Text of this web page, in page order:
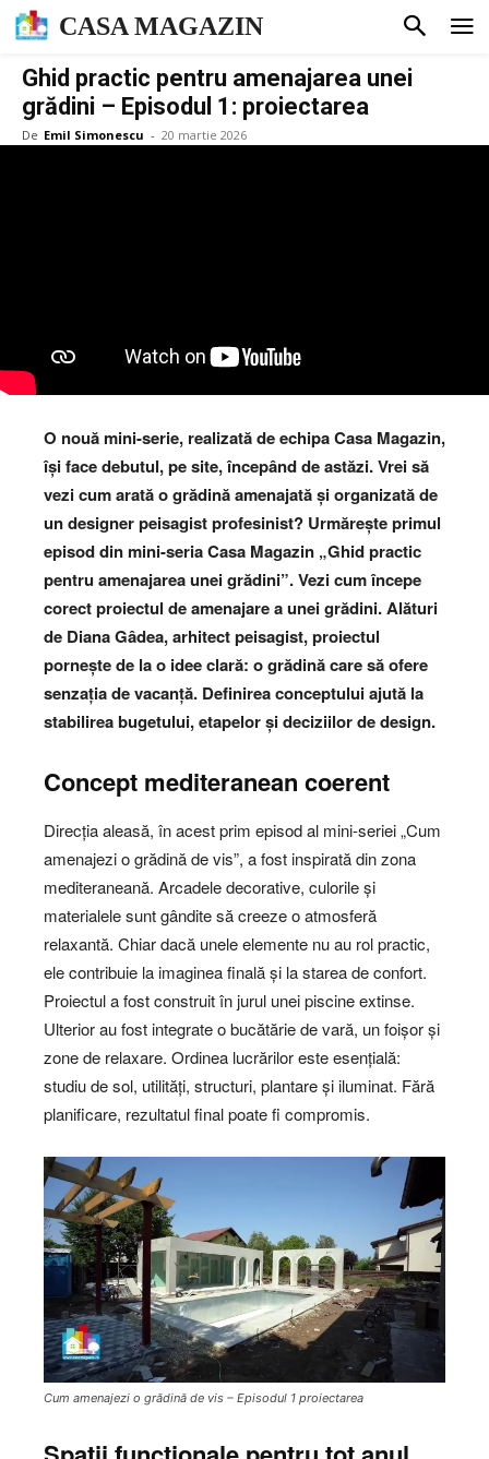
CASA MAGAZIN
Ghid practic pentru amenajarea unei
grădini – Episodul 1: proiectarea
De Emil Simonescu - 20 martie 2026
O nouă mini-serie, realizată de echipa Casa Magazin,
își face debutul, pe site, începând de astăzi. Vrei să
vezi cum arată o grădină amenajată și organizată de
un designer peisagist profesinist? Urmărește primul
episod din mini-seria Casa Magazin „Ghid practic
pentru amenajarea unei grădini”. Vezi cum începe
corect proiectul de amenajare a unei grădini. Alături
de Diana Gâdea, arhitect peisagist, proiectul
pornește de la o idee clară: o grădină care să ofere
senzația de vacanță. Definirea conceptului ajută la
stabilirea bugetului, etapelor și deciziilor de design.
Concept mediteranean coerent
Direcția aleasă, în acest prim episod al mini-seriei „Cum
amenajezi o grădină de vis”, a fost inspirată din zona
mediteraneană. Arcadele decorative, culorile și
materialele sunt gândite să creeze o atmosferă
relaxantă. Chiar dacă unele elemente nu au rol practic,
ele contribuie la imaginea finală și la starea de confort.
Proiectul a fost construit în jurul unei piscine extinse.
Ulterior au fost integrate o bucătărie de vară, un foișor și
zone de relaxare. Ordinea lucrărilor este esențială:
studiu de sol, utilități, structuri, plantare și iluminat. Fără
planificare, rezultatul final poate fi compromis.
Cum amenajezi o grădină de vis – Episodul 1 proiectarea